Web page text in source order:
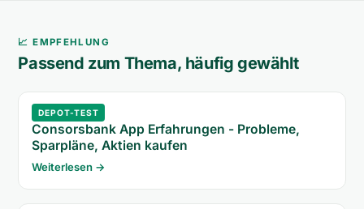
📈 EMPFEHLUNG
Passend zum Thema, häufig gewählt
DEPOT-TEST
Consorsbank App Erfahrungen - Probleme,
Sparpläne, Aktien kaufen
Weiterlesen →